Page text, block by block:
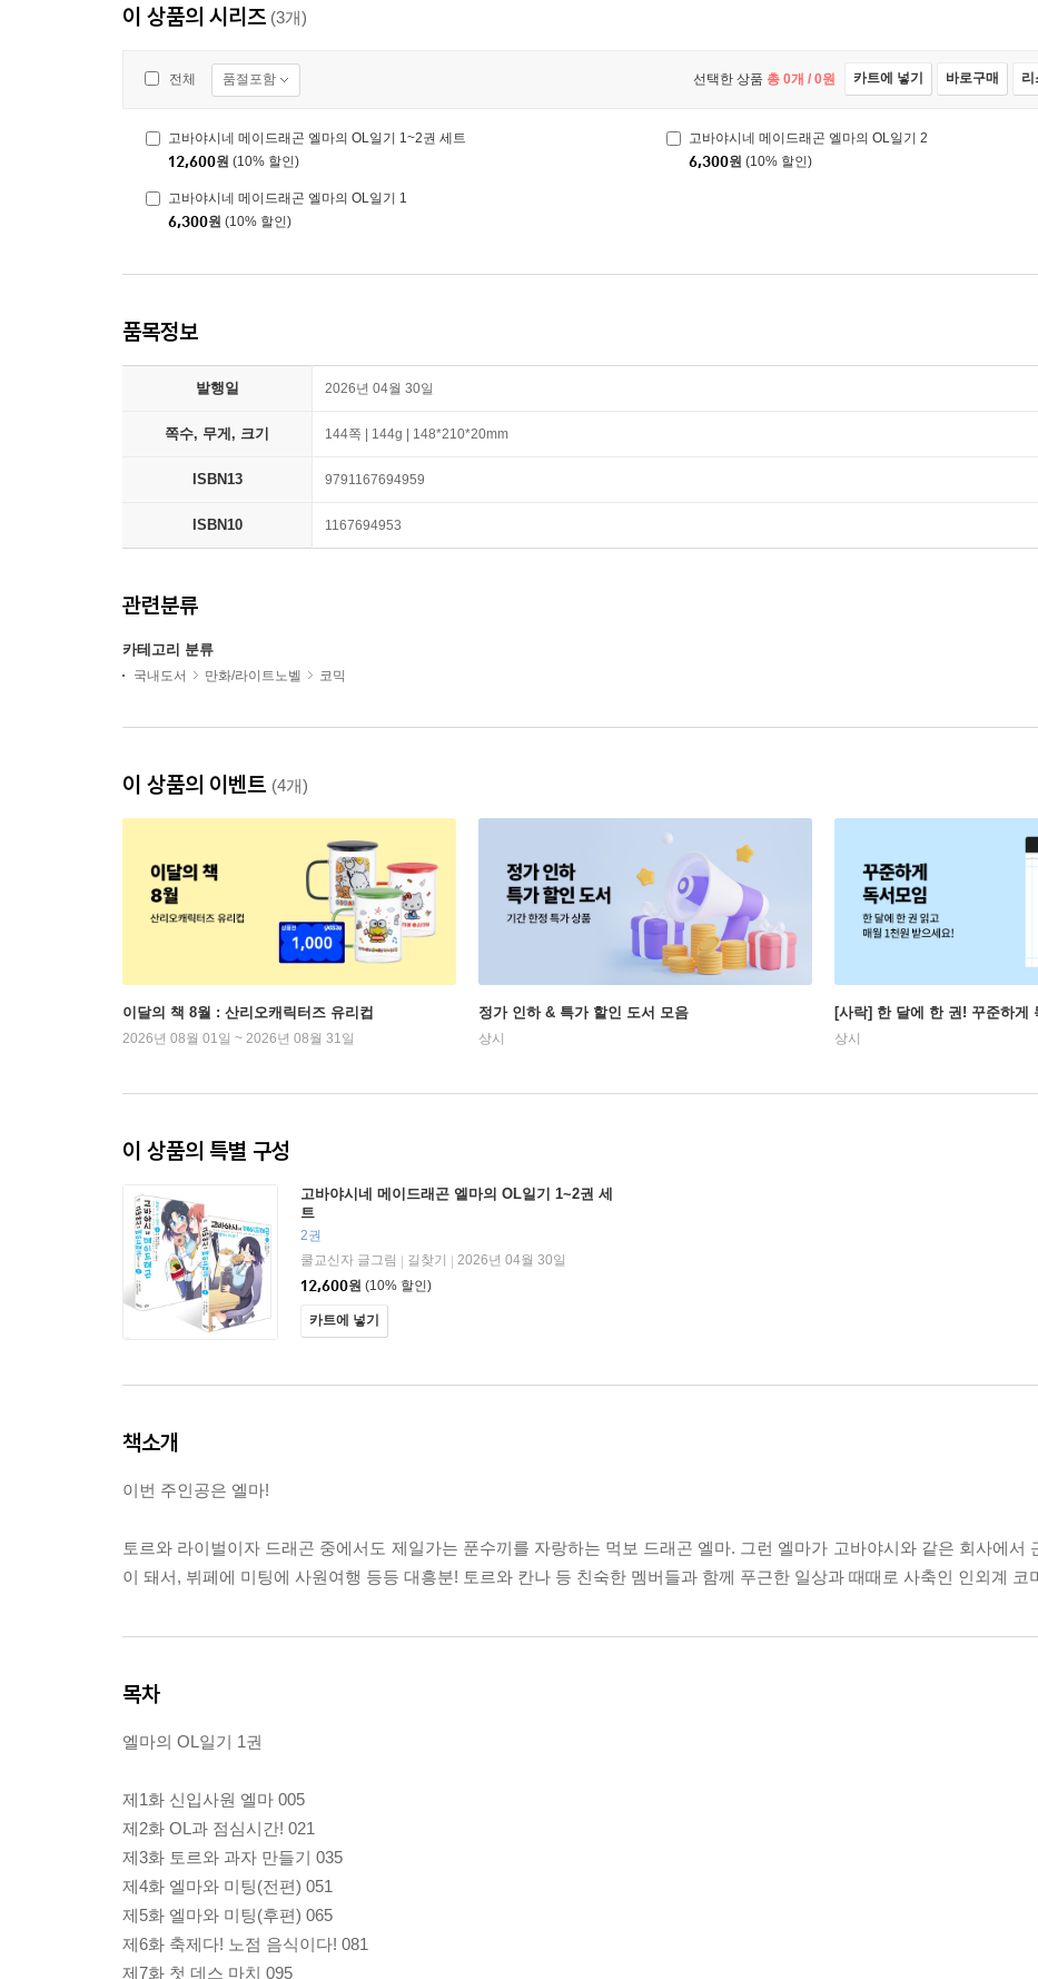
이 상품의 시리즈 (3개)
전체 품절포함 선택한 상품 총 0개 / 0원 카트에 넣기 바로구매 리
고바야시네 메이드래곤 엘마의 OL일기 1~2권 세트
12,600원 (10% 할인)
고바야시네 메이드래곤 엘마의 OL일기 2
6,300원 (10% 할인)
고바야시네 메이드래곤 엘마의 OL일기 1
6,300원 (10% 할인)
품목정보
발행일 2026년 04월 30일
쪽수, 무게, 크기 144쪽 | 144g | 148*210*20mm
ISBN13 9791167694959
ISBN10 1167694953
관련분류
카테고리 분류
국내도서 만화/라이트노벨 코믹
이 상품의 이벤트 (4개)
이달의 책 8월 : 산리오캐릭터즈 유리컵
2026년 08월 01일 ~ 2026년 08월 31일
정가 인하 & 특가 할인 도서 모음
상시
[사락] 한 달에 한 권! 꾸준하게
상시
이 상품의 특별 구성
고바야시네 메이드래곤 엘마의 OL일기 1~2권 세
트
2권
쿨교신자 글그림
길찾기
2026년 04월 30일
12,600원 (10% 할인)
카트에 넣기
책소개
이번 주인공은 엘마!
토르와 라이벌이자 드래곤 중에서도 제일가는 푼수끼를 자랑하는 먹보 드래곤 엘마. 그런 엘마가 고바야시와 같은 회사에서
이 돼서, 뷔페에 미팅에 사원여행 등등 대흥분! 토르와 칸나 등 친숙한 멤버들과 함께 푸근한 일상과 때때로 사축인 인외계 코
목차
엘마의 OL일기 1권
제1화 신입사원 엘마 005
제2화 OL과 점심시간! 021
제3화 토르와 과자 만들기 035
제4화 엘마와 미팅(전편) 051
제5화 엘마와 미팅(후편) 065
제6화 축제다! 노점 음식이다! 081
제7화 첫 데스 마치 095